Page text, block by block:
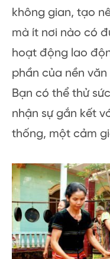
không gian, tạo
mà ít nơi nào có
hoạt động lao
phần của nền
Bạn có thể thử
nhận sự gắn kết
thống, một cảm